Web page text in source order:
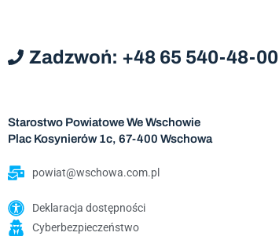
Zadzwoń: +48 65 540-48-00
Starostwo Powiatowe We Wschowie
Plac Kosynierów 1c, 67-400 Wschowa
powiat@wschowa.com.pl
Deklaracja dostępności
Cyberbezpieczeństwo